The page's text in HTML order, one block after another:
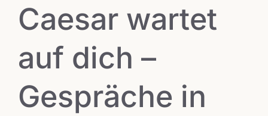
Caesar wartet
auf dich –
Gespräche in